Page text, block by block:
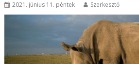
2021. június 11. péntek Szerkesztő